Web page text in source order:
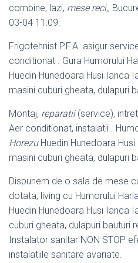
combine, lazi, mese reci,,
03-04 11:09.
Frigotehnist P.F.A. asigur
conditionat . Gura Humorului
Huedin Hunedoara Husi Ianca
masini cuburi gheata, dulapuri
Montaj, reparatii(service),
Aer conditionat, instalatii .
HorezuHuedin Hunedoara
masini cuburi gheata, dulapuri
Dispunem de o sala de mese
dotata, living cu Humorului
Huedin Hunedoara Husi Ianca
cuburi gheata, dulapuri bauturi
Instalator sanitar NON STOP
instalatiile sanitare avariate.